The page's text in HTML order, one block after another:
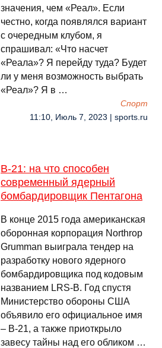
значения, чем «Реал». Если
честно, когда появлялся вариант
с очередным клубом, я
спрашивал: «Что насчет
«Реала»? Я перейду туда? Будет
ли у меня возможность выбрать
«Реал»? Я в …
Спорт
11:10, Июль 7, 2023 | sports.ru
B-21: на что способен
современный ядерный
бомбардировщик Пентагона
В конце 2015 года американская
оборонная корпорация Northrop
Grumman выиграла тендер на
разработку нового ядерного
бомбардировщика под кодовым
названием LRS-B. Год спустя
Министерство обороны США
объявило его официальное имя
– B-21, а также приоткрыло
завесу тайны над его обликом …